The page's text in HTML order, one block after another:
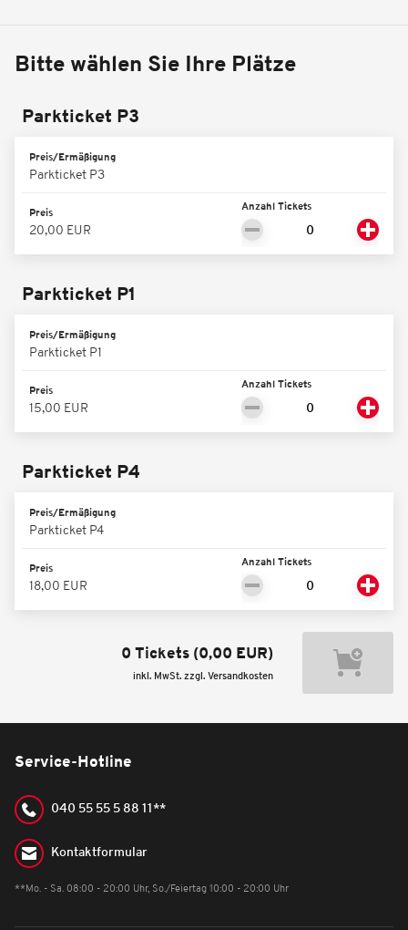
Bitte wählen Sie Ihre Plätze
Parkticket P3
Preis/Ermäßigung
Parkticket P3
Preis
20,00 EUR
Anzahl Tickets
Parkticket P1
Preis/Ermäßigung
Parkticket P1
Preis
15,00 EUR
Anzahl Tickets
Parkticket P4
Preis/Ermäßigung
Parkticket P4
Preis
18,00 EUR
Anzahl Tickets
0 Tickets (0,00 EUR)
inkl. MwSt. zzgl. Versandkosten
Service-Hotline
040 55 55 5 88 11**
Kontaktformular
**Mo. - Sa. 08:00 - 20:00 Uhr, So./Feiertag 10:00 - 20:00 Uhr